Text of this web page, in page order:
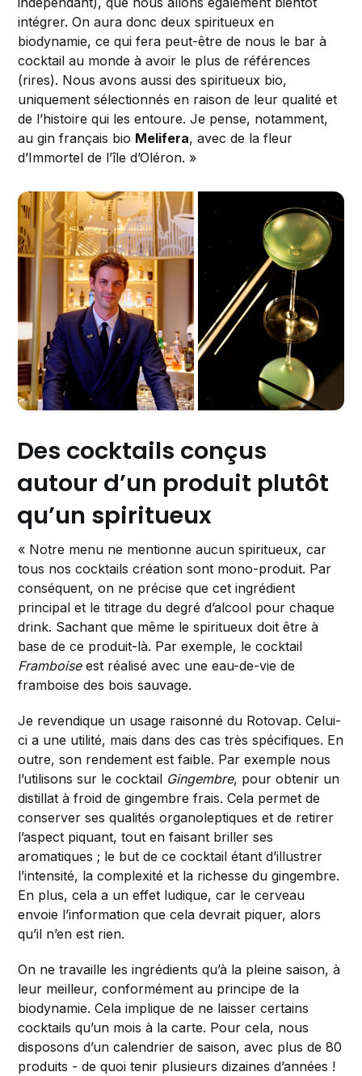
intégrer. On aura donc deux spiritueux en
biodynamie, ce qui fera peut-être de nous le bar à
cocktail au monde à avoir le plus de références
(rires). Nous avons aussi des spiritueux bio,
uniquement sélectionnés en raison de leur qualité et
de l’histoire qui les entoure. Je pense, notamment,
au gin français bio Melifera, avec de la fleur
d’Immortel de l’île d’Oléron. »
Des cocktails conçus
autour d’un produit plutôt
qu’un spiritueux
« Notre menu ne mentionne aucun spiritueux, car
tous nos cocktails création sont mono-produit. Par
conséquent, on ne précise que cet ingrédient
principal et le titrage du degré d’alcool pour chaque
drink. Sachant que même le spiritueux doit être à
base de ce produit-là. Par exemple, le cocktail
Framboiseest réalisé avec une eau-de-vie de
framboise des bois sauvage.
Je revendique un usage raisonné du Rotovap. Celui-
ci a une utilité, mais dans des cas très spécifiques. En
outre, son rendement est faible. Par exemple nous
l’utilisons sur le cocktail Gingembre, pour obtenir un
distillat à froid de gingembre frais. Cela permet de
conserver ses qualités organoleptiques et de retirer
l’aspect piquant, tout en faisant briller ses
aromatiques ; le but de ce cocktail étant d’illustrer
l’intensité, la complexité et la richesse du gingembre.
En plus, cela a un effet ludique, car le cerveau
envoie l’information que cela devrait piquer, alors
qu’il n’en est rien.
On ne travaille les ingrédients qu’à la pleine saison, à
leur meilleur, conformément au principe de la
biodynamie. Cela implique de ne laisser certains
cocktails qu’un mois à la carte. Pour cela, nous
disposons d’un calendrier de saison, avec plus de 80
produits - de quoi tenir plusieurs dizaines d’années !